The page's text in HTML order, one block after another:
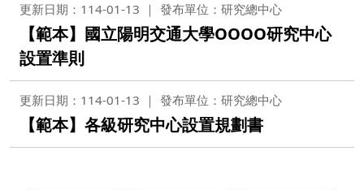
更新日期：114-01-13 發布單位：研究總中心
【範本】國立陽明交通大學OOOO研究中心
設置準則
更新日期：114-01-13 發布單位：研究總中心
【範本】各級研究中心設置規劃書